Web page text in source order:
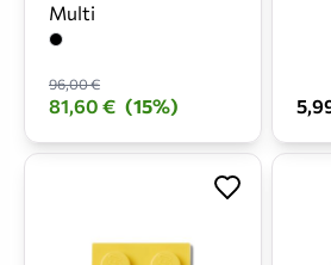
Multi
96,00 €
81,60 € (15%)